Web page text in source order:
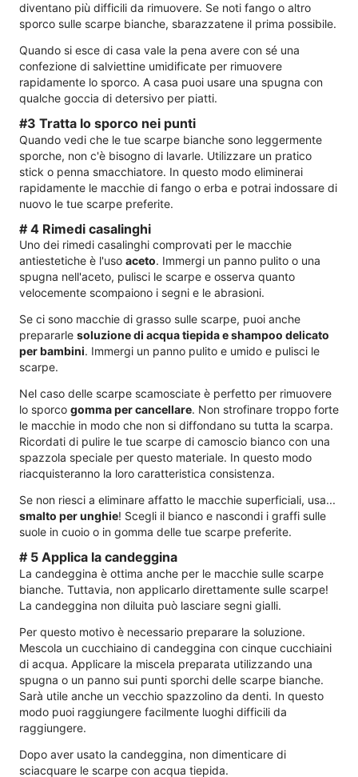
diventano più difficili da rimuovere. Se noti fango o altro
sporco sulle scarpe bianche, sbarazzatene il prima possibile.
Quando si esce di casa vale la pena avere con sé una
confezione di salviettine umidificate per rimuovere
rapidamente lo sporco. A casa puoi usare una spugna con
qualche goccia di detersivo per piatti.
#3 Tratta lo sporco nei punti
Quando vedi che le tue scarpe bianche sono leggermente
sporche, non c'è bisogno di lavarle. Utilizzare un pratico
stick o penna smacchiatore. In questo modo eliminerai
rapidamente le macchie di fango o erba e potrai indossare di
nuovo le tue scarpe preferite.
# 4 Rimedi casalinghi
Uno dei rimedi casalinghi comprovati per le macchie
antiestetiche è l'uso aceto. Immergi un panno pulito o una
spugna nell'aceto, pulisci le scarpe e osserva quanto
velocemente scompaiono i segni e le abrasioni.
Se ci sono macchie di grasso sulle scarpe, puoi anche
prepararle soluzione di acqua tiepida e shampoo delicato
per bambini. Immergi un panno pulito e umido e pulisci le
scarpe.
Nel caso delle scarpe scamosciate è perfetto per rimuovere
lo sporco gomma per cancellare. Non strofinare troppo forte
le macchie in modo che non si diffondano su tutta la scarpa.
Ricordati di pulire le tue scarpe di camoscio bianco con una
spazzola speciale per questo materiale. In questo modo
riacquisteranno la loro caratteristica consistenza.
Se non riesci a eliminare affatto le macchie superficiali, usa...
smalto per unghie! Scegli il bianco e nascondi i graffi sulle
suole in cuoio o in gomma delle tue scarpe preferite.
# 5 Applica la candeggina
La candeggina è ottima anche per le macchie sulle scarpe
bianche. Tuttavia, non applicarlo direttamente sulle scarpe!
La candeggina non diluita può lasciare segni gialli.
Per questo motivo è necessario preparare la soluzione.
Mescola un cucchiaino di candeggina con cinque cucchiaini
di acqua. Applicare la miscela preparata utilizzando una
spugna o un panno sui punti sporchi delle scarpe bianche.
Sarà utile anche un vecchio spazzolino da denti. In questo
modo puoi raggiungere facilmente luoghi difficili da
raggiungere.
Dopo aver usato la candeggina, non dimenticare di
sciacquare le scarpe con acqua tiepida.